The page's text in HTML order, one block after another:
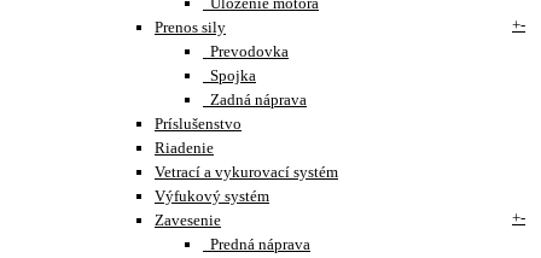
Prenos sily
+-
Prevodovka
Spojka
Zadná náprava
Príslušenstvo
Riadenie
Vetrací a vykurovací systém
Výfukový systém
Zavesenie
+-
Predná náprava